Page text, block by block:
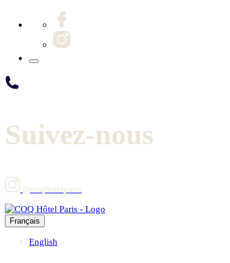
Suivez-nous
@coqhotelparis
Français
English